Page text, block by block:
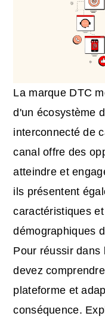
La marque DTC
d'un écosystème
interconnecté de
canal offre des
atteindre et
ils présentent
caractéristiques
démographiques
Pour réussir dans
devez
plateforme et
conséquence.